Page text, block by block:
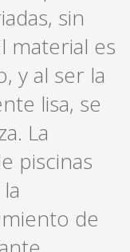
sin
material es
y al ser la
lisa, se
La
piscinas
de